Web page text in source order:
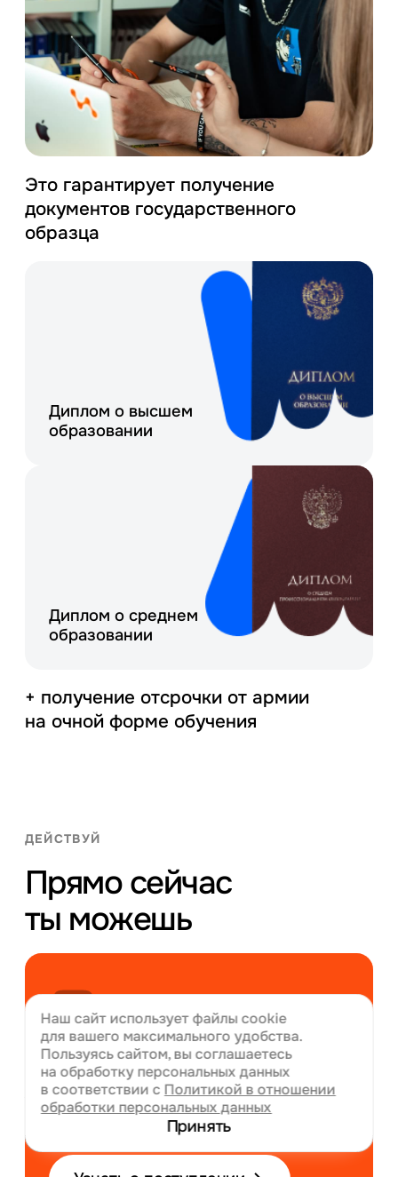
Это гарантирует получение
документов государственного
образца
Диплом о высшем
образовании
Диплом о среднем
образовании
+ получение отсрочки от армии
на очной форме обучения
ДЕЙСТВУЙ
Прямо сейчас
ты можешь
Подать заявление
на поступление на основные
или дополнительные места
Наш сайт использует файлы cookie
для вашего максимального удобства.
Пользуясь сайтом, вы соглашаетесь
на обработку персональных данных
в соответствии с Политикой в отношении
обработки персональных данных
Принять
Направления обучения
Подробнее